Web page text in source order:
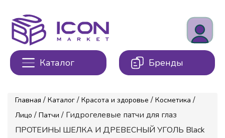
Каталог Бренды
Главная / Каталог / Красота и здоровье / Косметика /
Лицо / Патчи / Гидрогелевые патчи для глаз
ПРОТЕИНЫ ШЕЛКА И ДРЕВЕСНЫЙ УГОЛЬ Black